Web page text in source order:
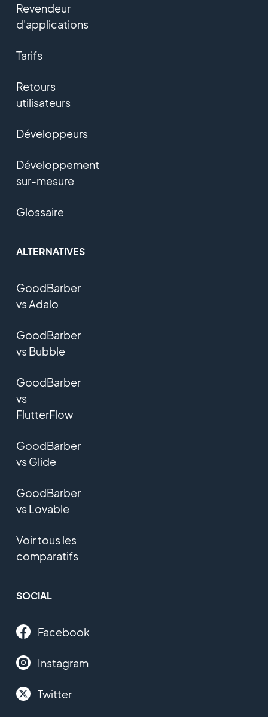
Revendeur
d'applications
Tarifs
Retours
utilisateurs
Développeurs
Développement
sur-mesure
Glossaire
ALTERNATIVES
GoodBarber
vs Adalo
GoodBarber
vs Bubble
GoodBarber
vs
FlutterFlow
GoodBarber
vs Glide
GoodBarber
vs Lovable
Voir tous les
comparatifs
SOCIAL
Facebook
Instagram
Twitter